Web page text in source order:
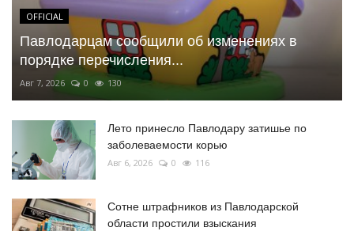
OFFICIAL
Павлодарцам сообщили об изменениях в
порядке перечисления...
Авг 7, 2026 0 130
Лето принесло Павлодару затишье по
заболеваемости корью
Авг 6, 2026 0 116
Сотне штрафников из Павлодарской
области простили взыскания